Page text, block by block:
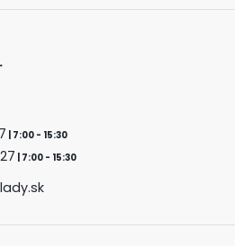
| 7:00 - 15:30
| 7:00 - 15:30